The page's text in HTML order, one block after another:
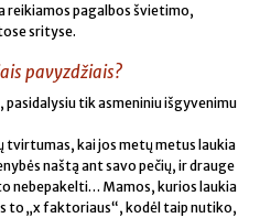
reikiamos pagalbos švietimo,
srityse.
pavyzdžiais?
pasidalysiu tik asmeniniu išgyvenimu
tvirtumas, kai jos metų metus laukia
naštą ant savo pečių, ir drauge
nebepakelti… Mamos, kurios laukia
to „x faktoriaus“, kodėl taip nutiko,